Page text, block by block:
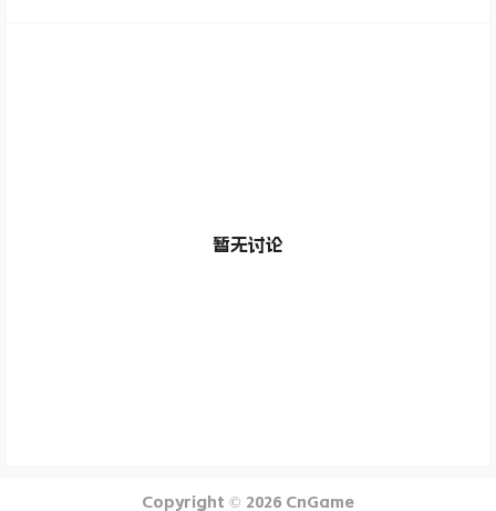
暂无讨论
Copyright © 2026 CnGame